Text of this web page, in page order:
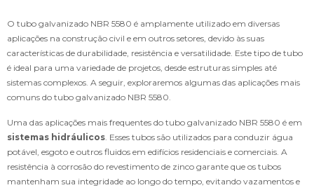
O tubo galvanizado NBR 5580 é amplamente utilizado em diversas
aplicações na construção civil e em outros setores, devido às suas
características de durabilidade, resistência e versatilidade. Este tipo de tubo
é ideal para uma variedade de projetos, desde estruturas simples até
sistemas complexos. A seguir, exploraremos algumas das aplicações mais
comuns do tubo galvanizado NBR 5580.
Uma das aplicações mais frequentes do tubo galvanizado NBR 5580 é em
sistemas hidráulicos. Esses tubos são utilizados para conduzir água
potável, esgoto e outros fluidos em edifícios residenciais e comerciais. A
resistência à corrosão do revestimento de zinco garante que os tubos
mantenham sua integridade ao longo do tempo, evitando vazamentos e